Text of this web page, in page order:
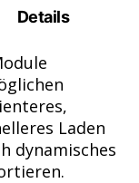
Details
Laden
dynamisches